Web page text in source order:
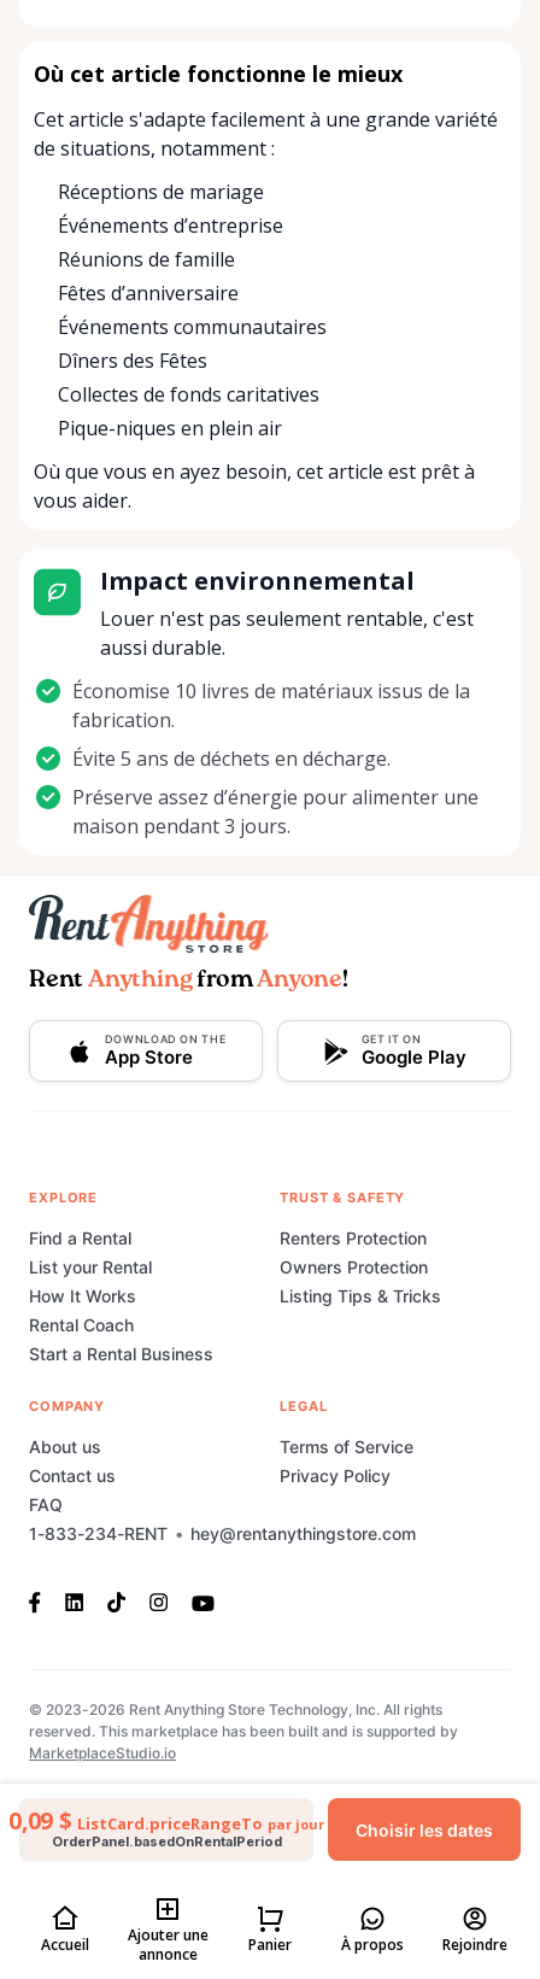
0,09 $ ListCard.priceRangeTo par jour
OrderPanel.basedOnRentalPeriod
Choisir les dates
Où cet article fonctionne le mieux
Cet article s'adapte facilement à une grande variété
de situations, notamment :
Réceptions de mariage
Événements d’entreprise
Réunions de famille
Fêtes d’anniversaire
Événements communautaires
Dîners des Fêtes
Collectes de fonds caritatives
Pique-niques en plein air
Où que vous en ayez besoin, cet article est prêt à
vous aider.
Impact environnemental
Louer n'est pas seulement rentable, c'est
aussi durable.
Économise 10 livres de matériaux issus de la
fabrication.
Évite 5 ans de déchets en décharge.
Préserve assez d’énergie pour alimenter une
maison pendant 3 jours.
Accueil
Ajouter une
annonce
Panier À propos Rejoindre
Rent AnythingfromAnyone!
DOWNLOAD ON THE
App Store
GET IT ON
Google Play
1-833-234-RENT • hey@rentanythingstore.com
EXPLORE
Find a Rental
List your Rental
How It Works
Rental Coach
Start a Rental Business
TRUST & SAFETY
Renters Protection
Owners Protection
Listing Tips & Tricks
COMPANY
About us
Contact us
FAQ
LEGAL
Terms of Service
Privacy Policy
© 2023-2026 Rent Anything Store Technology, Inc. All rights
reserved. This marketplace has been built and is supported by
MarketplaceStudio.io